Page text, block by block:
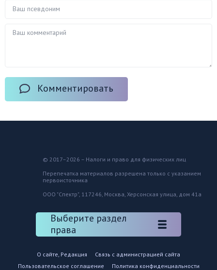
Комментировать
© 2017–2026 – Налоги и право для физических лиц
Перепечатка материалов разрешена только с указанием
первоисточника
ООО "Спектр", 117246, Москва, Херсонская улица, дом 41а
Выберите раздел
права
О сайте, Редакция
Связь с администрацией сайта
Пользовательское соглашение
Политика конфиденциальности